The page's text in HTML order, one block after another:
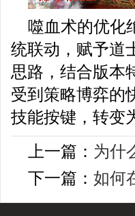
噬血术的优化
统联动，赋予道
思路，结合版本
受到策略博弈的
技能按键，转变
上一篇： 为什
下一篇： 如何